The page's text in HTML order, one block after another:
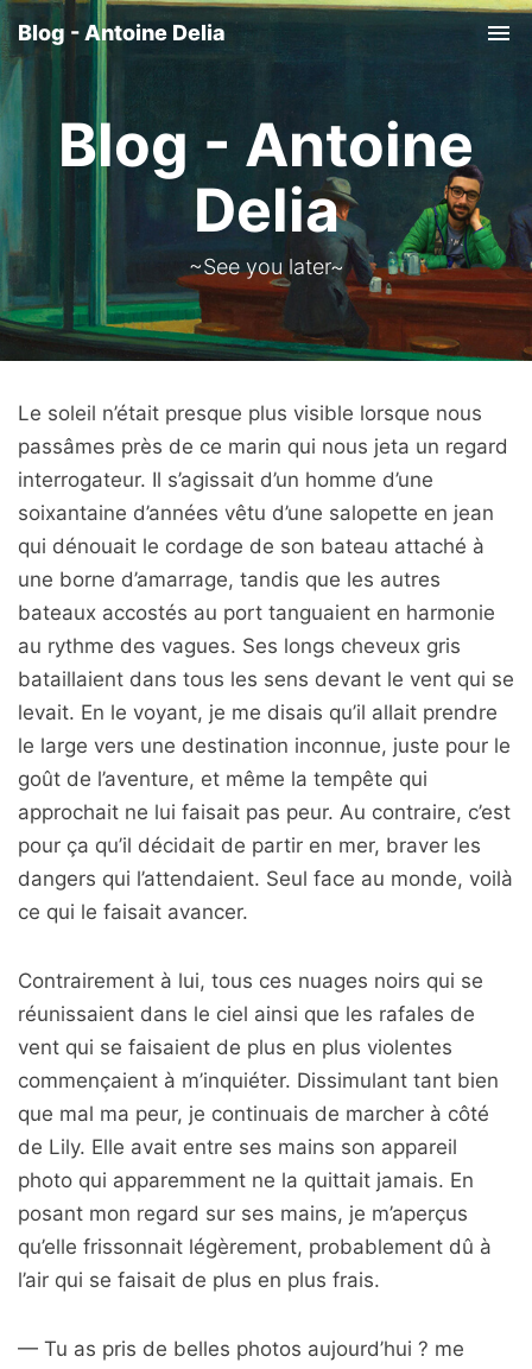
Blog - Antoine Delia
Blog - Antoine
Delia
~See you later~
Le soleil n’était presque plus visible lorsque nous
passâmes près de ce marin qui nous jeta un regard
interrogateur. Il s’agissait d’un homme d’une
soixantaine d’années vêtu d’une salopette en jean
qui dénouait le cordage de son bateau attaché à
une borne d’amarrage, tandis que les autres
bateaux accostés au port tanguaient en harmonie
au rythme des vagues. Ses longs cheveux gris
bataillaient dans tous les sens devant le vent qui se
levait. En le voyant, je me disais qu’il allait prendre
le large vers une destination inconnue, juste pour le
goût de l’aventure, et même la tempête qui
approchait ne lui faisait pas peur. Au contraire, c’est
pour ça qu’il décidait de partir en mer, braver les
dangers qui l’attendaient. Seul face au monde, voilà
ce qui le faisait avancer.
Contrairement à lui, tous ces nuages noirs qui se
réunissaient dans le ciel ainsi que les rafales de
vent qui se faisaient de plus en plus violentes
commençaient à m’inquiéter. Dissimulant tant bien
que mal ma peur, je continuais de marcher à côté
de Lily. Elle avait entre ses mains son appareil
photo qui apparemment ne la quittait jamais. En
posant mon regard sur ses mains, je m’aperçus
qu’elle frissonnait légèrement, probablement dû à
l’air qui se faisait de plus en plus frais.
— Tu as pris de belles photos aujourd’hui ? me